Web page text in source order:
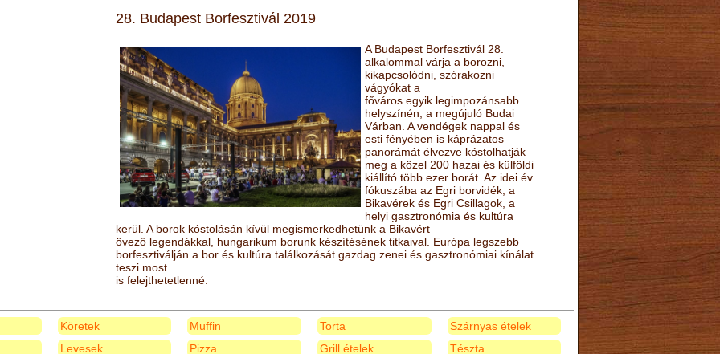
28. Budapest Borfesztivál 2019
A Budapest Borfesztivál 28.
alkalommal várja a borozni,
kikapcsolódni, szórakozni
vágyókat a
főváros egyik legimpozánsabb
helyszínén, a megújuló Budai
Várban. A vendégek nappal és
esti fényében is káprázatos
panorámát élvezve kóstolhatják
meg a közel 200 hazai és külföldi
kiállító több ezer borát. Az idei év
fókuszába az Egri borvidék, a
Bikavérek és Egri Csillagok, a
helyi gasztronómia és kultúra
kerül. A borok kóstolásán kívül megismerkedhetünk a Bikavért
övező legendákkal, hungarikum borunk készítésének titkaival. Európa legszebb
borfesztiválján a bor és kultúra találkozását gazdag zenei és gasztronómiai kínálat
teszi most
is felejthetetlenné.
Köretek
Levesek
Muffin
Pizza
Torta
Grill ételek
Szárnyas ételek
Tészta